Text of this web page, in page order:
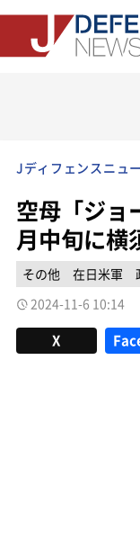
Jディフェンスニュ
空母「ジョ
月中旬に横
その他 在日米軍
2024-11-6 10:14
X